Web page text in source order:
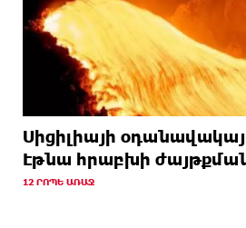
Սիցիլիայի
Էթնա հրաբխի
12 ՐՈՊԵ ԱՌԱՋ